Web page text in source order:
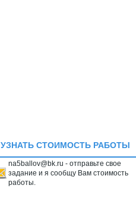
УЗНАТЬ СТОИМОСТЬ РАБОТЫ
na5ballov@bk.ru - отправьте свое
задание и я сообщу Вам стоимость
работы.